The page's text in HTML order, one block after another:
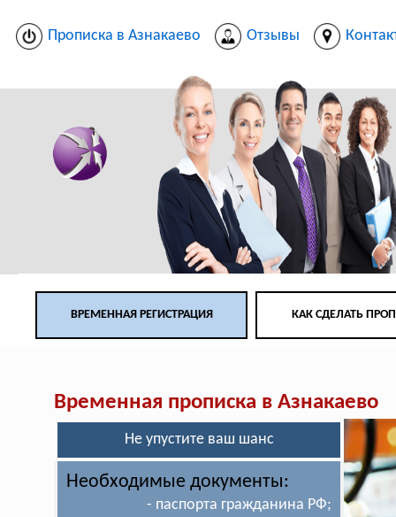
Прописка в Азнакаево Отзывы
ВРЕМЕННАЯ РЕГИСТРАЦИЯ КАК СДЕЛАТЬ
Временная прописка в Азнакаево
Не упустите ваш шанс
Необходимые документы:
- паспорта гражданина РФ;